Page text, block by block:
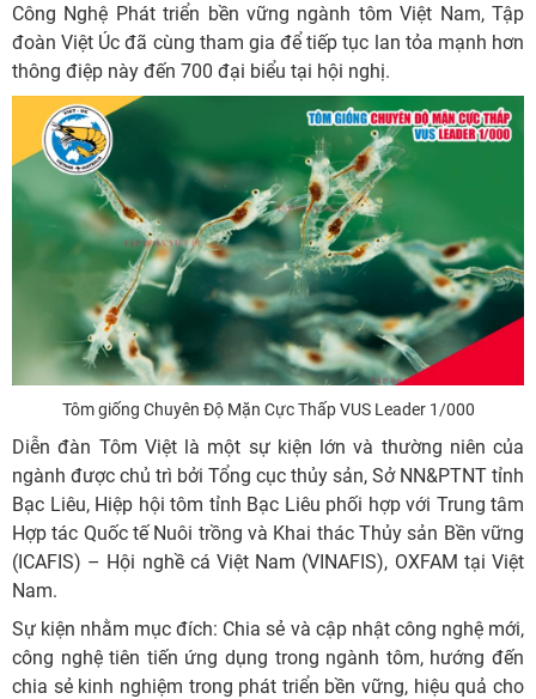
Công Nghệ Phát triển bền vững ngành tôm Việt Nam, Tập
đoàn Việt Úc đã cùng tham gia để tiếp tục lan tỏa mạnh hơn
thông điệp này đến 700 đại biểu tại hội nghị.
Tôm giống Chuyên Độ Mặn Cực Thấp VUS Leader 1/000
Diễn đàn Tôm Việt là một sự kiện lớn và thường niên của
ngành được chủ trì bởi Tổng cục thủy sản, Sở NN&PTNT tỉnh
Bạc Liêu, Hiệp hội tôm tỉnh Bạc Liêu phối hợp với Trung tâm
Hợp tác Quốc tế Nuôi trồng và Khai thác Thủy sản Bền vững
(ICAFIS) – Hội nghề cá Việt Nam (VINAFIS), OXFAM tại Việt
Nam.
Sự kiện nhằm mục đích: Chia sẻ và cập nhật công nghệ mới,
công nghệ tiên tiến ứng dụng trong ngành tôm, hướng đến
chia sẻ kinh nghiệm trong phát triển bền vững, hiệu quả cho